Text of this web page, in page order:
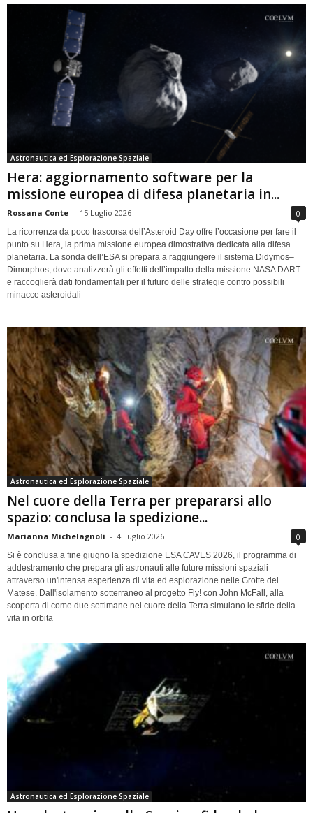
Astronautica ed Esplorazione Spaziale
Hera: aggiornamento software per la
missione europea di difesa planetaria in...
Rossana Conte - 15 Luglio 2026 0
La ricorrenza da poco trascorsa dell’Asteroid Day offre l’occasione per fare il
punto su Hera, la prima missione europea dimostrativa dedicata alla difesa
planetaria. La sonda dell’ESA si prepara a raggiungere il sistema Didymos–
Dimorphos, dove analizzerà gli effetti dell’impatto della missione NASA DART
e raccoglierà dati fondamentali per il futuro delle strategie contro possibili
minacce asteroidali
Astronautica ed Esplorazione Spaziale
Nel cuore della Terra per prepararsi allo
spazio: conclusa la spedizione...
Marianna Michelagnoli - 4 Luglio 2026 0
Si è conclusa a fine giugno la spedizione ESA CAVES 2026, il programma di
addestramento che prepara gli astronauti alle future missioni spaziali
attraverso un'intensa esperienza di vita ed esplorazione nelle Grotte del
Matese. Dall'isolamento sotterraneo al progetto Fly! con John McFall, alla
scoperta di come due settimane nel cuore della Terra simulano le sfide della
vita in orbita
Astronautica ed Esplorazione Spaziale